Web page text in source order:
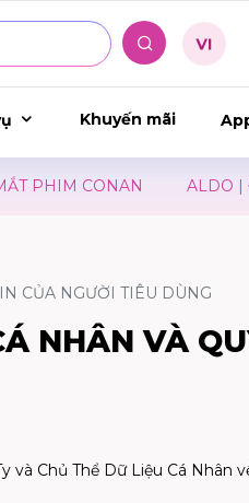
Khuyến mãi
CONAN ALDO | ĐÓN
CỦA NGƯỜI TIÊU DÙNG
NHÂN VÀ
và Chủ Thể Dữ Liệu Cá Nhân